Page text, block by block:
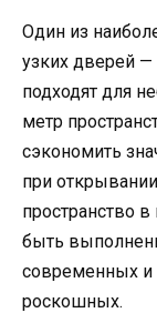
Один из
узких дверей
подходят для
метр
сэкономить
при
пространство
быть
современных и
роскошных.